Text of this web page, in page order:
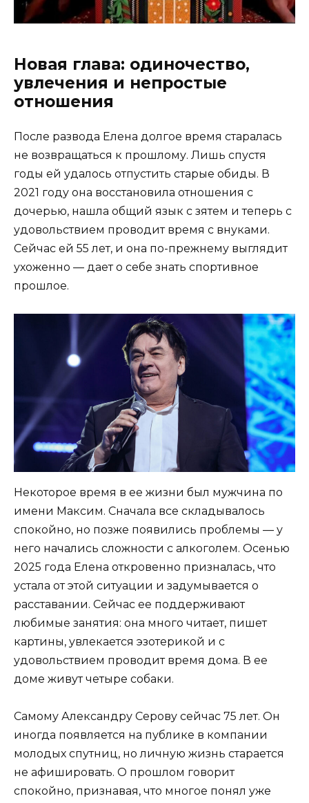
Новая глава: одиночество,
увлечения и непростые
отношения
После развода Елена долгое время старалась
не возвращаться к прошлому. Лишь спустя
годы ей удалось отпустить старые обиды. В
2021 году она восстановила отношения с
дочерью, нашла общий язык с зятем и теперь с
удовольствием проводит время с внуками.
Сейчас ей 55 лет, и она по-прежнему выглядит
ухоженно — дает о себе знать спортивное
прошлое.
Некоторое время в ее жизни был мужчина по
имени Максим. Сначала все складывалось
спокойно, но позже появились проблемы — у
него начались сложности с алкоголем. Осенью
2025 года Елена откровенно призналась, что
устала от этой ситуации и задумывается о
расставании. Сейчас ее поддерживают
любимые занятия: она много читает, пишет
картины, увлекается эзотерикой и с
удовольствием проводит время дома. В ее
доме живут четыре собаки.
Самому Александру Серову сейчас 75 лет. Он
иногда появляется на публике в компании
молодых спутниц, но личную жизнь старается
не афишировать. О прошлом говорит
спокойно, признавая, что многое понял уже